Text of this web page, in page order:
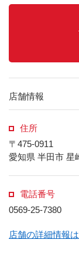
店舗情報
住所
〒475-0911
愛知県 半田市 星
電話番号
0569-25-7380
店舗の詳細情報